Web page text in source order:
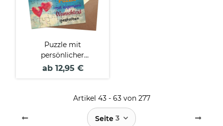
Puzzle mit
persönlicher
Botschaft selbst
Goldinlay
ab 12,95 €
Artikel 43 - 63 von 277
Seite 3